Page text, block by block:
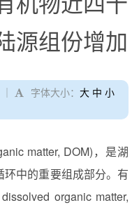
源组份增加
｜ 字体大小： 大 中 小
matter, DOM)，是湖
中的重要组成部分。有
organic matter,